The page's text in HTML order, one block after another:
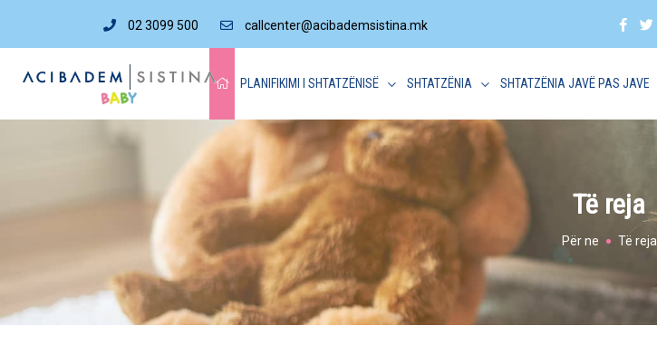
02 3099 500 callcenter@acibademsistina.mk
PLANIFIKIMI I SHTATZËNISË SHTATZËNIA SHTATZËNIA JAVË PAS JAVE
Të reja
Për ne Të reja